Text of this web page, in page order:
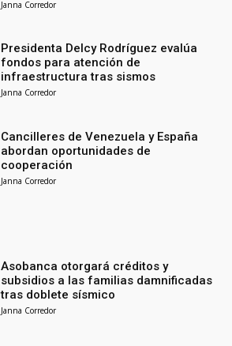
Janna Corredor
Presidenta Delcy Rodríguez evalúa
fondos para atención de
infraestructura tras sismos
Janna Corredor
Cancilleres de Venezuela y España
abordan oportunidades de
cooperación
Janna Corredor
Asobanca otorgará créditos y
subsidios a las familias damnificadas
tras doblete sísmico
Janna Corredor